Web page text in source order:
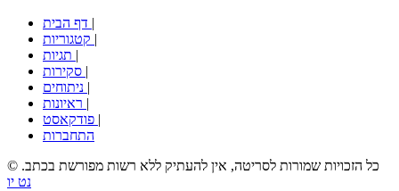
|
|
|
|
|
|
|
התחברות
© כל הזכויות שמורות לסריטה, אין להעתיק ללא רשות מפורשת בכתב.
נט יו